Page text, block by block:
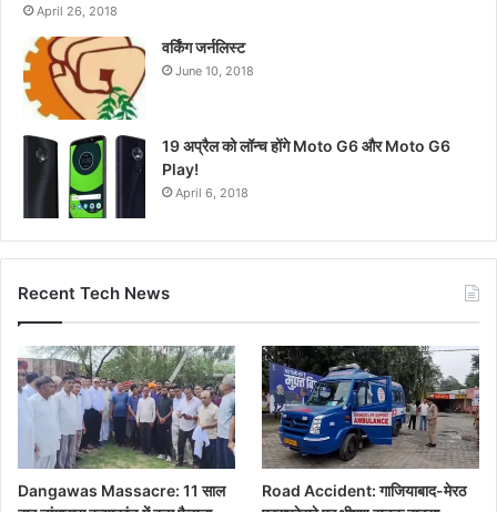
April 26, 2018
वर्किंग जर्नलिस्ट
June 10, 2018
19 अप्रैल को लॉन्च होंगे Moto G6 और Moto G6
Play!
April 6, 2018
Recent Tech News
Dangawas Massacre: 11 साल
Road Accident: गाजियाबाद-मेरठ